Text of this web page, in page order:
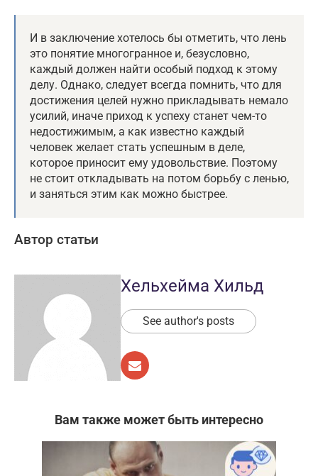
И в заключение хотелось бы отметить, что лень
это понятие многогранное и, безусловно,
каждый должен найти особый подход к этому
делу. Однако, следует всегда помнить, что для
достижения целей нужно прикладывать немало
усилий, иначе приход к успеху станет чем-то
недостижимым, а как известно каждый
человек желает стать успешным в деле,
которое приносит ему удовольствие. Поэтому
не стоит откладывать на потом борьбу с ленью,
и заняться этим как можно быстрее.
Автор статьи
Хельхейма Хильд
See author's posts
Вам также может быть интересно